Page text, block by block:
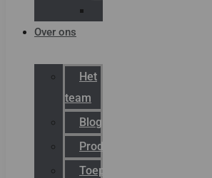
Over ons
Het
team
Blog
Productnieuws
Toepassingen